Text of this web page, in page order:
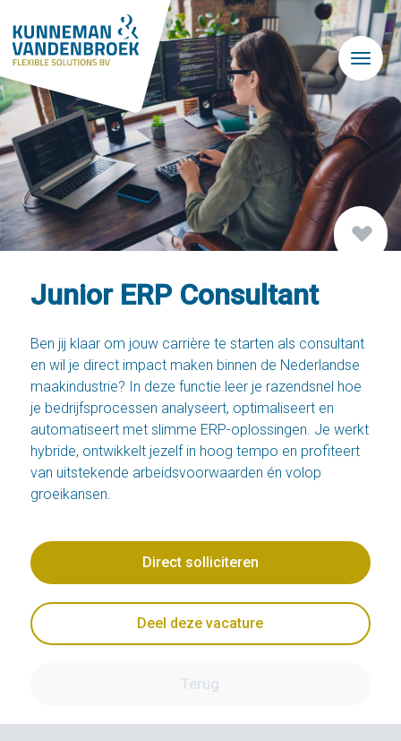
Junior ERP Consultant
Ben jij klaar om jouw carrière te starten als consultant
en wil je direct impact maken binnen de Nederlandse
maakindustrie? In deze functie leer je razendsnel hoe
je bedrijfsprocessen analyseert, optimaliseert en
automatiseert met slimme ERP-oplossingen. Je werkt
hybride, ontwikkelt jezelf in hoog tempo en profiteert
van uitstekende arbeidsvoorwaarden én volop
groeikansen.
Direct solliciteren
Deel deze vacature
Terug